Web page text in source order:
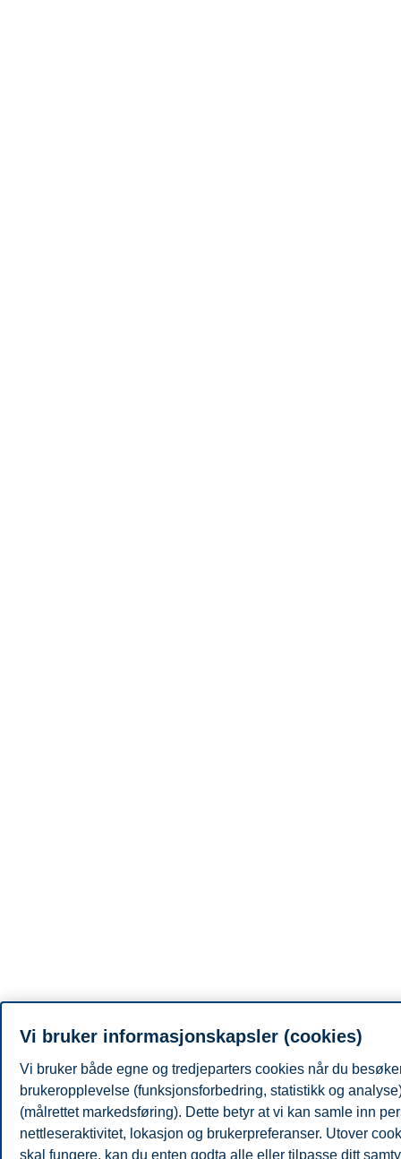
Vi bruker informasjonskapsler (cookies)
Vi bruker både egne og tredjeparters cookies når du
brukeropplevelse (funksjonsforbedring, statistikk og
(målrettet markedsføring). Dette betyr at vi kan samle inn
nettleseraktivitet, lokasjon og brukerpreferanser. Utover
skal fungere, kan du enten godta alle eller tilpasse ditt